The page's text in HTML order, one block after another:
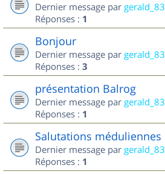
Dernier message par gerald_83
Réponses : 1
Bonjour
Dernier message par gerald_83
Réponses : 3
présentation Balrog
Dernier message par gerald_83
Réponses : 1
Salutations méduliennes
Dernier message par gerald_83
Réponses : 1